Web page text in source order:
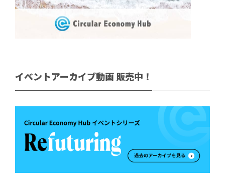
イベントアーカイブ動画 販売中！